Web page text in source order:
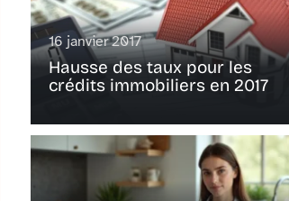
16 janvier 2017
Hausse des taux pour les
crédits immobiliers en 2017